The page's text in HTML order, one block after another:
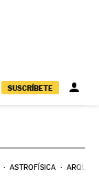
SUSCRÍBETE
ASTROFÍSICA